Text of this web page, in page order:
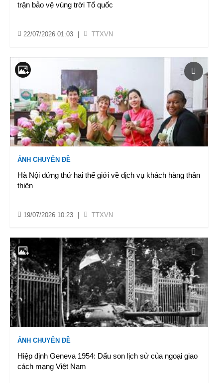
trận bảo vệ vùng trời Tổ quốc
22/07/2026 01:03 TTXVN
ẢNH CHUYÊN ĐỀ
Hà Nội đứng thứ hai thế giới về dịch vụ khách hàng thân
thiện
19/07/2026 10:23 TTXVN
ẢNH CHUYÊN ĐỀ
Hiệp định Geneva 1954: Dấu son lịch sử của ngoại giao
cách mạng Việt Nam